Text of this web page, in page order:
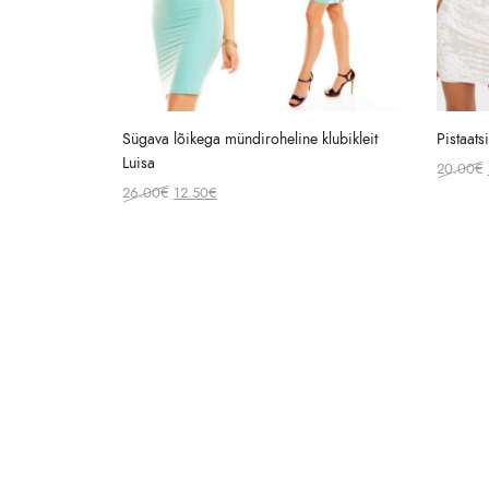
Sügava lõikega mündiroheline klubikleit
Luisa
26.00€ Original
12.50€
20.00€